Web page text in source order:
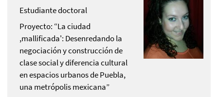
Estudiante doctoral
Proyecto: “La ciudad
,mallificada': Desenredando la
negociación y construcción de
clase social y diferencia cultural
en espacios urbanos de Puebla,
una metrópolis mexicana”